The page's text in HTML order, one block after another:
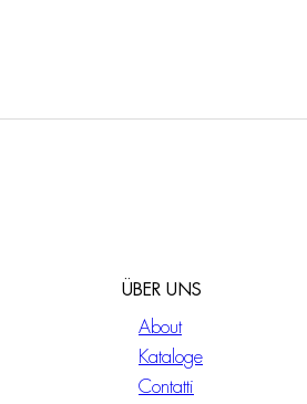
ÜBER UNS
About
Kataloge
Contatti